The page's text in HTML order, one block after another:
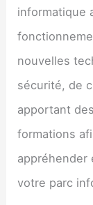
informatique
nouvelles
sécurité, de
apportant
formations
appréhender
votre parc